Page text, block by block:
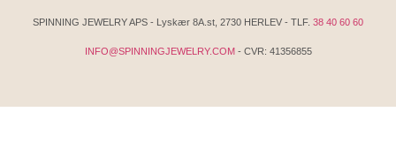
SPINNING JEWELRY APS - Lyskær 8A.st, 2730 HERLEV - TLF. 38 40 60 60
INFO@SPINNINGJEWELRY.COM - CVR: 41356855